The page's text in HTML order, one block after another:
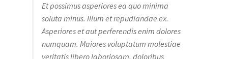
Et possimus asperiores ea quo minima
soluta minus. Illum et repudiandae ex.
Asperiores et aut perferendis enim dolores
numquam. Maiores voluptatum molestiae
veritatis libero laboriosam. doloribus